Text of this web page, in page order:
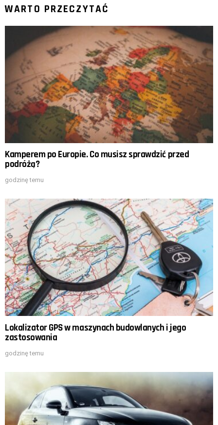
WARTO PRZECZYTAĆ
Kamperem po Europie. Co musisz sprawdzić przed
podróżą?
godzinę temu
Lokalizator GPS w maszynach budowlanych i jego
zastosowania
godzinę temu